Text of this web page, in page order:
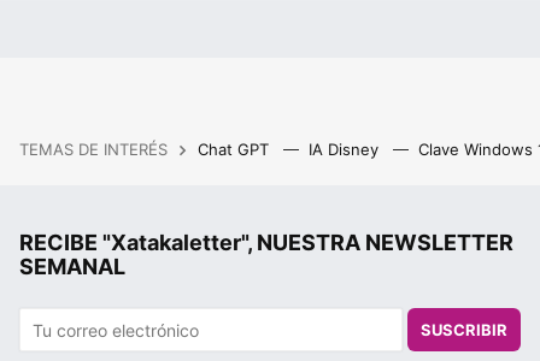
TEMAS DE INTERÉS Chat GPT IA Disney Clave Windows
RECIBE "Xatakaletter", NUESTRA NEWSLETTER
SEMANAL
SUSCRIBIR